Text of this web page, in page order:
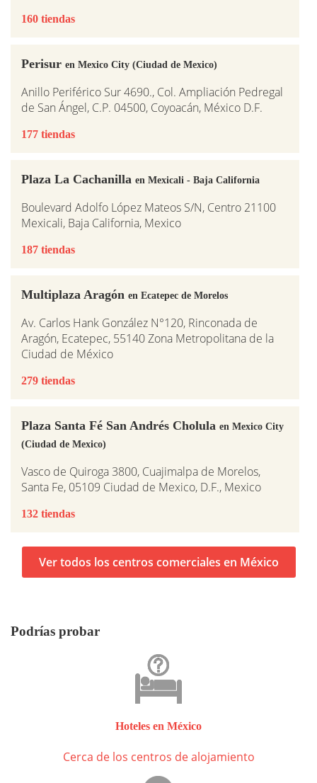
160 tiendas
Perisur en Mexico City (Ciudad de Mexico)
Anillo Periférico Sur 4690., Col. Ampliación Pedregal
de San Ángel, C.P. 04500, Coyoacán, México D.F.
177 tiendas
Plaza La Cachanilla en Mexicali - Baja California
Boulevard Adolfo López Mateos S/N, Centro 21100
Mexicali, Baja California, Mexico
187 tiendas
Multiplaza Aragón en Ecatepec de Morelos
Av. Carlos Hank González N°120, Rinconada de
Aragón, Ecatepec, 55140 Zona Metropolitana de la
Ciudad de México
279 tiendas
Plaza Santa Fé San Andrés Cholula en Mexico City
(Ciudad de Mexico)
Vasco de Quiroga 3800, Cuajimalpa de Morelos,
Santa Fe, 05109 Ciudad de Mexico, D.F., Mexico
132 tiendas
Ver todos los centros comerciales en México
Podrías probar
Hoteles en México
Cerca de los centros de alojamiento